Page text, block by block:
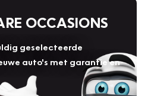
OCCASIONS
geselecteerde
auto's met garantie en